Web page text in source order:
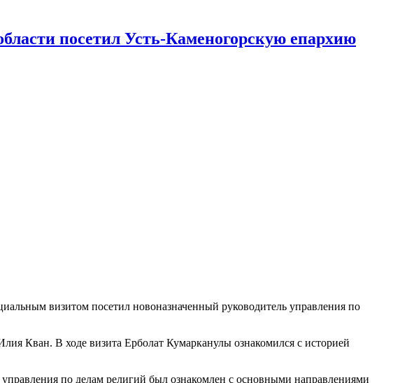
посетил Усть-Каменогорскую епархию
визитом посетил новоназначенный руководитель управления по
Кван. В ходе визита Ерболат Кумарканулы ознакомился с историей
по делам религий был ознакомлен с основными направлениями